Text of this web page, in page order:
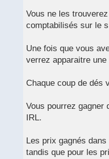
Vous ne les
comptabilisés sur le
Une fois que vous
verrez apparaitre
Chaque coup de dés
Vous pourrez gagner
IRL.
Les prix gagnés
tandis que pour les